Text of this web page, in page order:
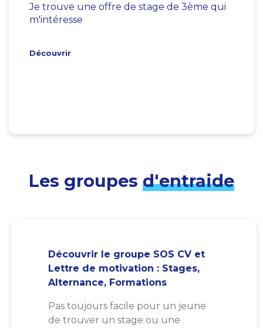
Je trouve une offre de stage de 3ème qui
m'intéresse
Découvrir
Les groupes d'entraide
Découvrir le groupe SOS CV et
Lettre de motivation : Stages,
Alternance, Formations
Pas toujours facile pour un jeune
de trouver un stage ou une